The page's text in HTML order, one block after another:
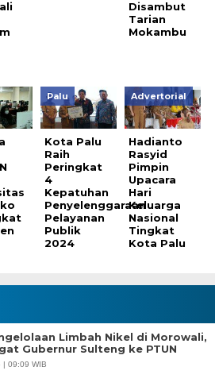
Disambut
Tarian
Mokambu
Palu
Kota Palu
Raih
Peringkat
4
Kepatuhan
Penyelenggaraan
Pelayanan
Publik
2024
Advertorial
Hadianto
Rasyid
Pimpin
Upacara
Hari
Keluarga
Nasional
Tingkat
Kota Palu
Limbah Nikel di Morowali,
Gubernur Sulteng ke PTUN
| 09:09 WIB